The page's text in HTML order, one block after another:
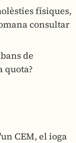
físiques,
consultar
de
quota?
CEM, el ioga